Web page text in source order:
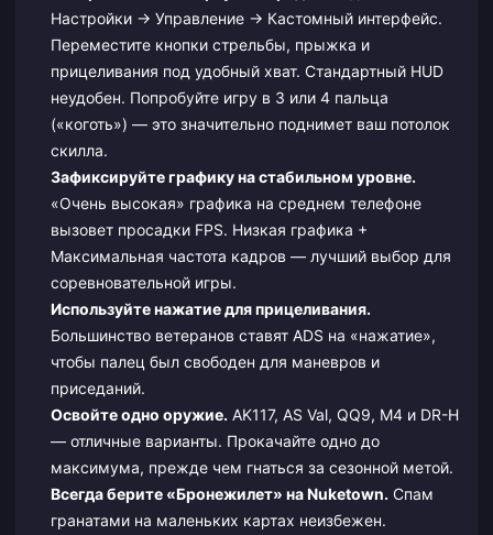
Настройки → Управление → Кастомный интерфейс.
Переместите кнопки стрельбы, прыжка и
прицеливания под удобный хват. Стандартный HUD
неудобен. Попробуйте игру в 3 или 4 пальца
(«коготь») — это значительно поднимет ваш потолок
скилла.
Зафиксируйте графику на стабильном уровне.
«Очень высокая» графика на среднем телефоне
вызовет просадки FPS. Низкая графика +
Максимальная частота кадров — лучший выбор для
соревновательной игры.
Используйте нажатие для прицеливания.
Большинство ветеранов ставят ADS на «нажатие»,
чтобы палец был свободен для маневров и
приседаний.
Освойте одно оружие. AK117, AS Val, QQ9, M4 и DR-H
— отличные варианты. Прокачайте одно до
максимума, прежде чем гнаться за сезонной метой.
Всегда берите «Бронежилет» на Nuketown. Спам
гранатами на маленьких картах неизбежен.